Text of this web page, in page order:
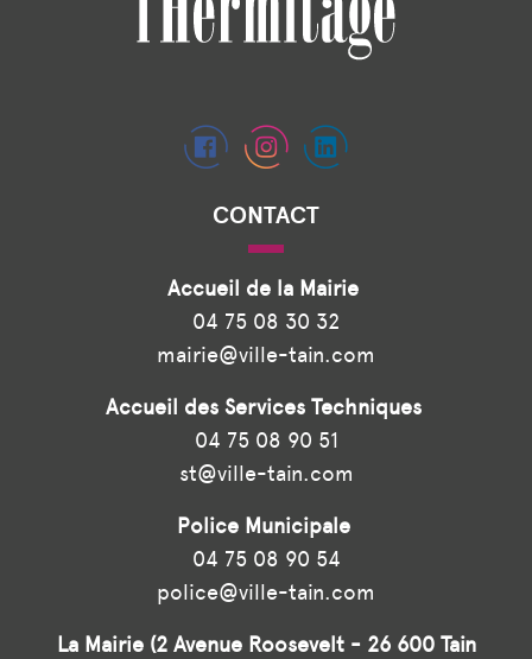
CONTACT
Accueil de la Mairie
04 75 08 30 32
mairie@ville-tain.com
Accueil des Services Techniques
04 75 08 90 51
st@ville-tain.com
Police Municipale
04 75 08 90 54
police@ville-tain.com
La Mairie (2 Avenue Roosevelt - 26 600 Tain